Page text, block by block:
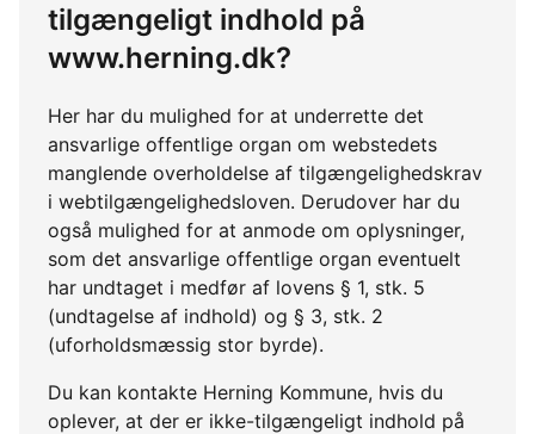
tilgængeligt indhold på
www.herning.dk?
Her har du mulighed for at underrette det
ansvarlige offentlige organ om webstedets
manglende overholdelse af tilgængelighedskrav
i webtilgængelighedsloven. Derudover har du
også mulighed for at anmode om oplysninger,
som det ansvarlige offentlige organ eventuelt
har undtaget i medfør af lovens § 1, stk. 5
(undtagelse af indhold) og § 3, stk. 2
(uforholdsmæssig stor byrde).
Du kan kontakte Herning Kommune, hvis du
oplever, at der er ikke-tilgængeligt indhold på